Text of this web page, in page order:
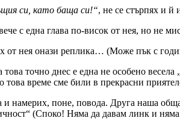
си, като баща си!“, не се стърпях и й
с една глава по-висок от нея, но не
от нея онази реплика… (Може пък с
това точно днес е една не особено
това време сме били в прекрасни
намерих, поне, повода. Друга наша
(Споко! Няма да давам линк и няма